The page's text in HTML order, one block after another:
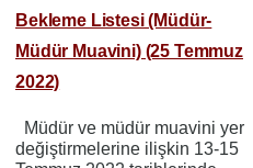
Bekleme Listesi (Müdür-
Müdür Muavini) (25 Temmuz
2022)
Müdür ve müdür muavini yer
değiştirmelerine ilişkin 13-15